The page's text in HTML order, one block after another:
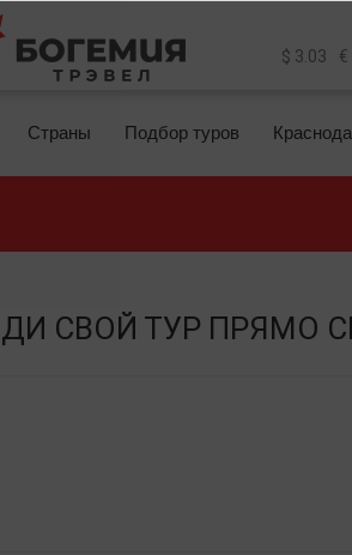
$ 3.03 €
Страны Подбор туров
СВОЙ ТУР ПРЯМО